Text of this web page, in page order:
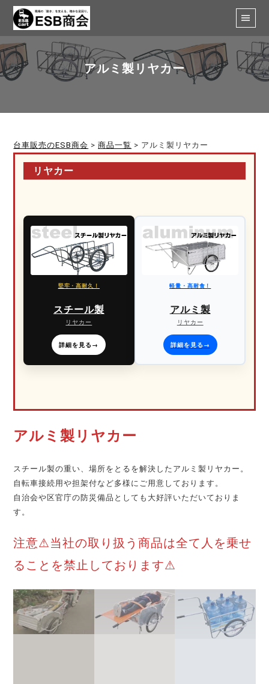
アルミ製リヤカー
台車販売のESB商会 >商品一覧 > アルミ製リヤカー
リヤカー
堅牢・高耐久！
スチール製
リヤカー
詳細を見る →
軽量・高耐食！
アルミ製
リヤカー
詳細を見る →
アルミ製リヤカー
スチール製の重い、場所をとるを解決したアルミ製リヤカー。
自転車接続用や担架付など多様にご用意しております。
自治会や区官庁の防災備品としても大好評いただいておりま
す。
注意⚠当社の取り扱う商品は全て人を乗せ
ることを禁止しております⚠